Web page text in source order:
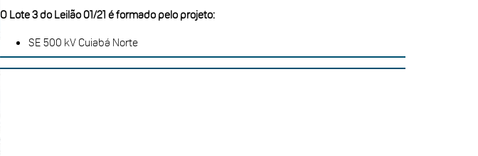
O Lote 3 do Leilão 01/21 é formado pelo projeto:
SE 500 kV Cuiabá Norte